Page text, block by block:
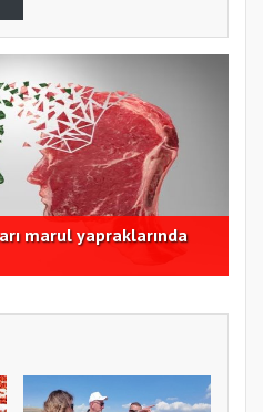
Torbalı’da kuru